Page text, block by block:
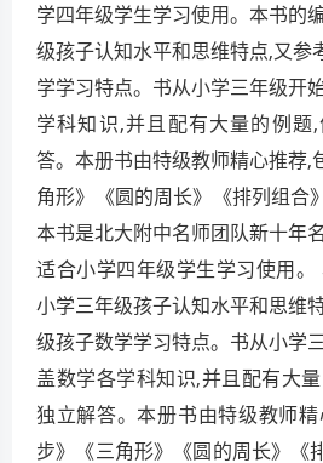
学四年级学生学习使用。本书的
级孩子认知水平和思维特点,又参
学学习特点。书从小学三年级开
学科知识,并且配有大量的例题
答。本册书由特级教师精心推荐,
角形》《圆的周长》《排列组合
本书是北大附中名师团队新十年
适合小学四年级学生学习使用。
小学三年级孩子认知水平和思维
级孩子数学学习特点。书从小学
盖数学各学科知识,并且配有大
独立解答。本册书由特级教师
步》《三角形》《圆的周长》《